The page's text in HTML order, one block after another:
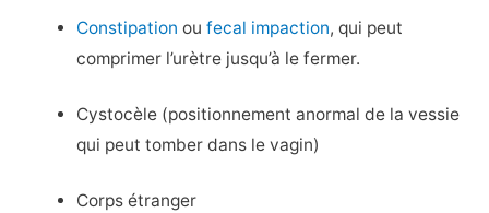
Constipation oufecal impaction, qui peut
comprimer l’urètre jusqu’à le fermer.
Cystocèle (positionnement anormal de la vessie
qui peut tomber dans le vagin)
Corps étranger